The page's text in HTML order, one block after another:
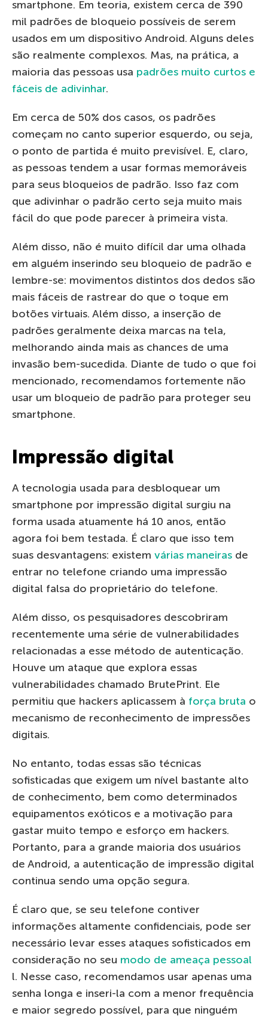
smartphone. Em teoria, existem cerca de 390
mil padrões de bloqueio possíveis de serem
usados em um dispositivo Android. Alguns deles
são realmente complexos. Mas, na prática, a
maioria das pessoas usa padrões muito curtos e
fáceis de adivinhar.
Em cerca de 50% dos casos, os padrões
começam no canto superior esquerdo, ou seja,
o ponto de partida é muito previsível. E, claro,
as pessoas tendem a usar formas memoráveis
para seus bloqueios de padrão. Isso faz com
que adivinhar o padrão certo seja muito mais
fácil do que pode parecer à primeira vista.
Além disso, não é muito difícil dar uma olhada
em alguém inserindo seu bloqueio de padrão e
lembre-se: movimentos distintos dos dedos são
mais fáceis de rastrear do que o toque em
botões virtuais. Além disso, a inserção de
padrões geralmente deixa marcas na tela,
melhorando ainda mais as chances de uma
invasão bem-sucedida. Diante de tudo o que foi
mencionado, recomendamos fortemente não
usar um bloqueio de padrão para proteger seu
smartphone.
Impressão digital
A tecnologia usada para desbloquear um
smartphone por impressão digital surgiu na
forma usada atuamente há 10 anos, então
agora foi bem testada. É claro que isso tem
suas desvantagens: existem várias maneiras de
entrar no telefone criando uma impressão
digital falsa do proprietário do telefone.
Além disso, os pesquisadores descobriram
recentemente uma série de vulnerabilidades
relacionadas a esse método de autenticação.
Houve um ataque que explora essas
vulnerabilidades chamado BrutePrint. Ele
permitiu que hackers aplicassem à força bruta o
mecanismo de reconhecimento de impressões
digitais.
No entanto, todas essas são técnicas
sofisticadas que exigem um nível bastante alto
de conhecimento, bem como determinados
equipamentos exóticos e a motivação para
gastar muito tempo e esforço em hackers.
Portanto, para a grande maioria dos usuários
de Android, a autenticação de impressão digital
continua sendo uma opção segura.
É claro que, se seu telefone contiver
informações altamente confidenciais, pode ser
necessário levar esses ataques sofisticados em
consideração no seu modo de ameaça pessoal
l. Nesse caso, recomendamos usar apenas uma
senha longa e inseri-la com a menor frequência
e maior segredo possível, para que ninguém